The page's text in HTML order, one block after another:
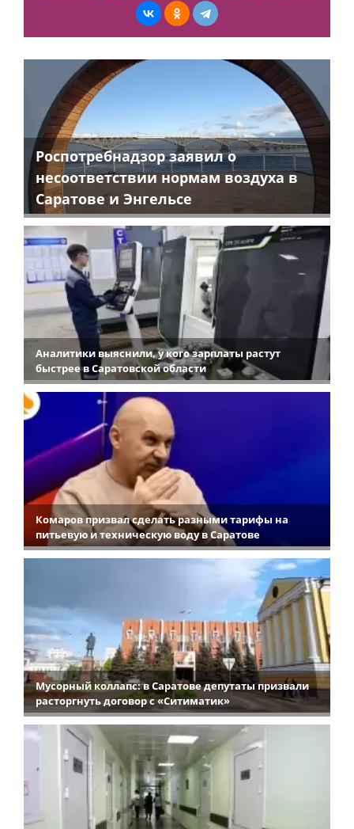
Роспотребнадзор заявил о
несоответствии нормам воздуха в
Саратове и Энгельсе
Аналитики выяснили, у кого зарплаты растут
быстрее в Саратовской области
Комаров призвал сделать разными тарифы на
питьевую и техническую воду в Саратове
Мусорный коллапс: в Саратове депутаты призвали
расторгнуть договор с «Ситиматик»